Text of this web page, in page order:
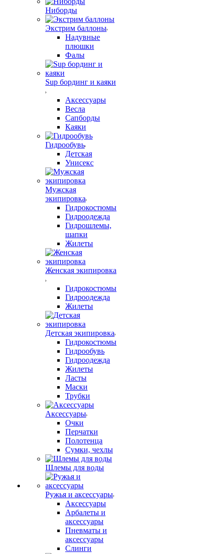
Ниборды
Экстрим баллоны
Надувные
плюшки
Фалы
Sup бординг и каяки
Аксессуары
Весла
Сапборды
Каяки
Гидрообувь
Детская
Унисекс
Мужская
экипировка
Гидрокостюмы
Гидроодежда
Гидрошлемы,
шапки
Жилеты
Женская экипировка
Гидрокостюмы
Гидроодежда
Жилеты
Детская экипировка
Гидрокостюмы
Гидрообувь
Гидроодежда
Жилеты
Ласты
Маски
Трубки
Аксессуары
Очки
Перчатки
Полотенца
Сумки, чехлы
Шлемы для воды
Ружья и аксессуары
Аксессуары
Арбалеты и
аксессуары
Пневматы и
аксессуары
Слинги